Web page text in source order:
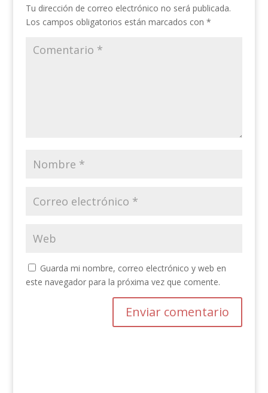
Tu dirección de correo electrónico no será publicada.
Los campos obligatorios están marcados con *
Guarda mi nombre, correo electrónico y web en
este navegador para la próxima vez que comente.